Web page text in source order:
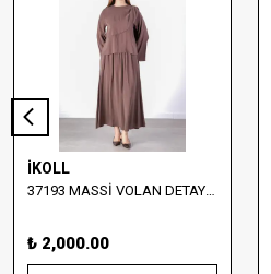
İKOLL
37193 MASSİ VOLAN DETAYLI BLUZ VE ETEK TAKIM
₺ 2,000.00